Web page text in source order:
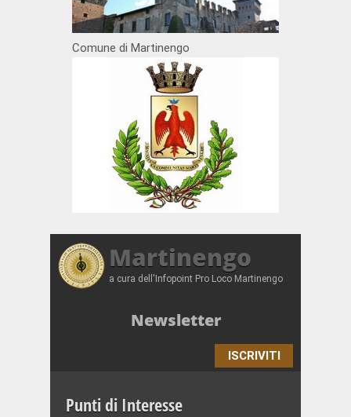
Comune di Martinengo
Martinengo
a cura dell'Infopoint Pro Loco Martinengo
Newsletter
ISCRIVITI
Punti di Interesse